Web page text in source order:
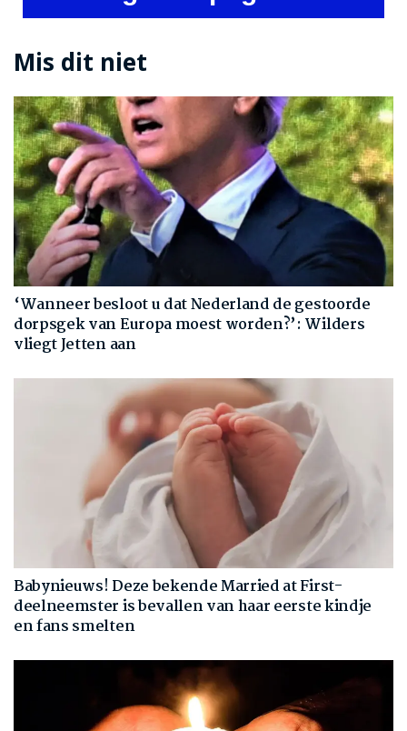
Mis dit niet
‘Wanneer besloot u dat Nederland de gestoorde
dorpsgek van Europa moest worden?’: Wilders
vliegt Jetten aan
Babynieuws! Deze bekende Married at First-
deelneemster is bevallen van haar eerste kindje
en fans smelten